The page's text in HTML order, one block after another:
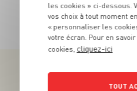
les cookies » ci-dessous.
vos choix à tout moment
« personnaliser les
votre écran. Pour en
cookies, cliquez-ici
TOUT